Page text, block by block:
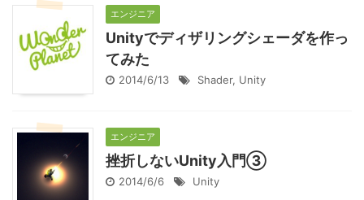
エンジニア
Unityでディザリングシェーダを作っ
てみた
2014/6/13 Shader, Unity
エンジニア
挫折しないUnity入門③
2014/6/6 Unity